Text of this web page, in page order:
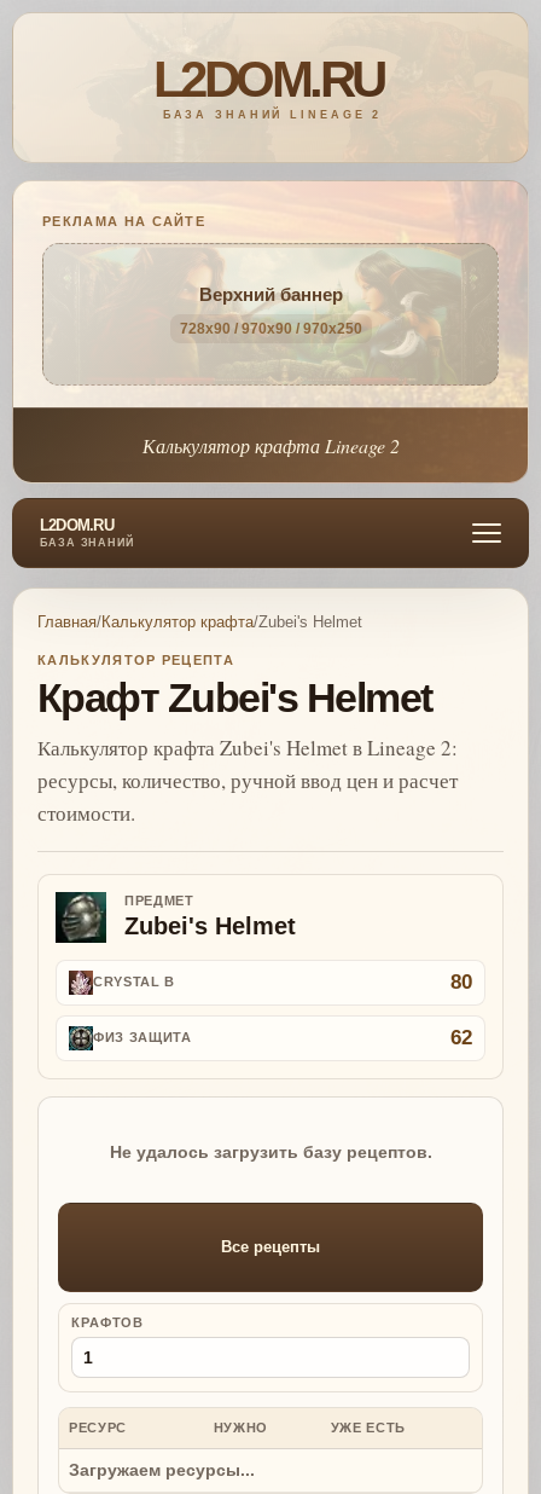
РЕКЛАМА НА САЙТЕ
Верхний баннер
728x90 / 970x90 / 970x250
Калькулятор крафта Lineage 2
L2DOM.RU
БАЗА ЗНАНИЙ
Главная/Калькулятор крафта/Zubei's Helmet
КАЛЬКУЛЯТОР РЕЦЕПТА
Крафт Zubei's Helmet
Калькулятор крафта Zubei's Helmet в Lineage 2:
ресурсы, количество, ручной ввод цен и расчет
стоимости.
ПРЕДМЕТ
Zubei's Helmet
CRYSTAL B 80
ФИЗ ЗАЩИТА 62
Не удалось загрузить базу рецептов.
Все рецепты
КРАФТОВ
РЕСУРС НУЖНО УЖЕ ЕСТЬ
Загружаем ресурсы...